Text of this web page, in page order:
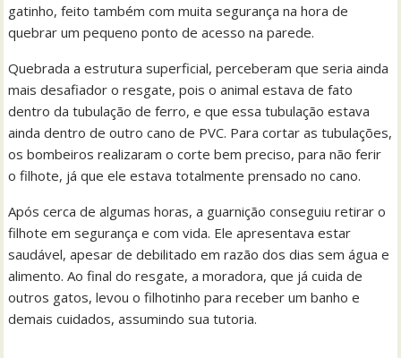
gatinho, feito também com muita segurança na hora de
quebrar um pequeno ponto de acesso na parede.
Quebrada a estrutura superficial, perceberam que seria ainda
mais desafiador o resgate, pois o animal estava de fato
dentro da tubulação de ferro, e que essa tubulação estava
ainda dentro de outro cano de PVC. Para cortar as tubulações,
os bombeiros realizaram o corte bem preciso, para não ferir
o filhote, já que ele estava totalmente prensado no cano.
Após cerca de algumas horas, a guarnição conseguiu retirar o
filhote em segurança e com vida. Ele apresentava estar
saudável, apesar de debilitado em razão dos dias sem água e
alimento. Ao final do resgate, a moradora, que já cuida de
outros gatos, levou o filhotinho para receber um banho e
demais cuidados, assumindo sua tutoria.